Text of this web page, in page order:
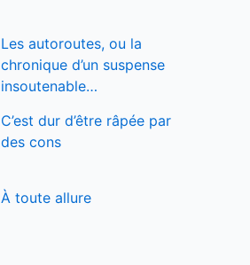
Les autoroutes, ou la
chronique d’un suspense
insoutenable…
C’est dur d’être râpée par
des cons
À toute allure